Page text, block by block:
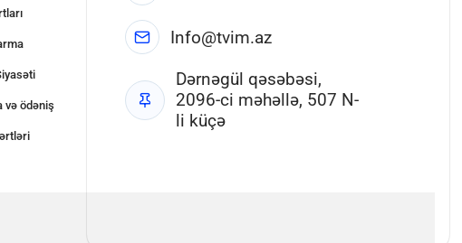
və ödəniş
Info@tvim.az
Dərnəgül qəsəbəsi,
2096-ci məhəllə, 507 N-
li küçə